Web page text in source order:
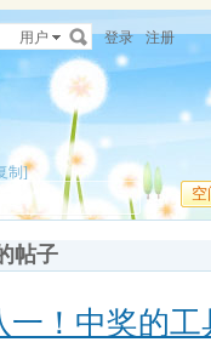
用户 登录 注册
制]
空
帖子
一！中奖的